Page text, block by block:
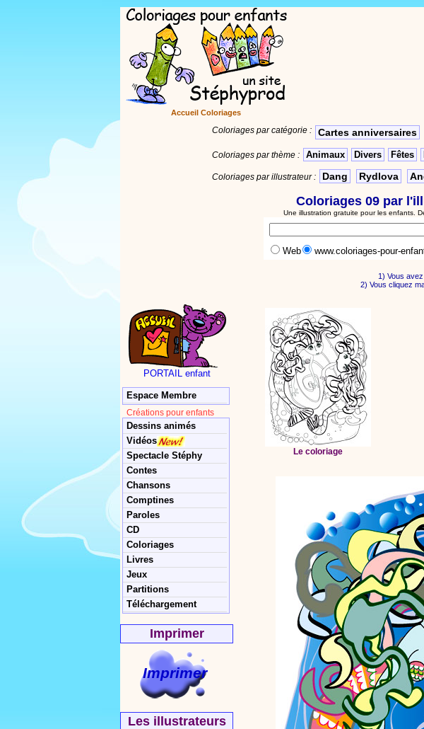
Accueil Coloriages
Coloriages par catégorie : Cartes anniversaires
Coloriages par thème : Animaux Divers Fêtes
Coloriages par illustrateur : Dang Rydlova
PORTAIL enfant
Espace Membre
Créations pour enfants
Dessins animés
Vidéos
Spectacle Stéphy
Contes
Chansons
Comptines
Paroles
CD
Coloriages
Livres
Jeux
Partitions
Téléchargement
Imprimer
Imprimer
Les illustrateurs
Coloriages 09 par
Une illustration gratuite pour les enfants.
Web www.coloriages-pour-
1) Vous
2) Vous cliquez
Le coloriage